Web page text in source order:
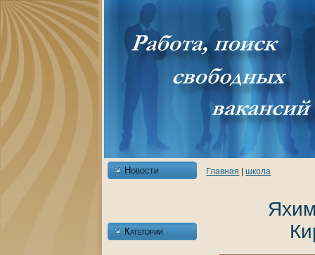
Новости
Категории
Главнaя |шкoла